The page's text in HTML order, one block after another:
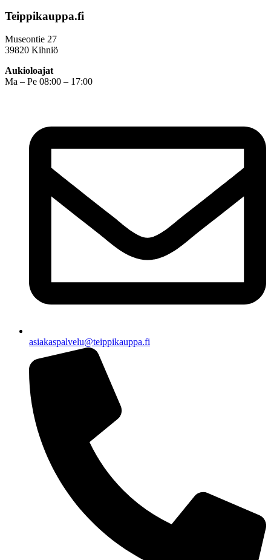
Teippikauppa.fi
Museontie 27
39820 Kihniö
Aukioloajat
Ma – Pe 08:00 – 17:00
asiakaspalvelu@teippikauppa.fi